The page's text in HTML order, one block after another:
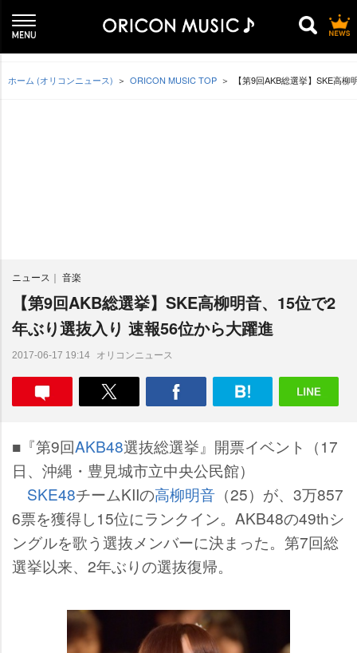
ホーム (オリコンニュース) ORICON MUSIC TOP 【第9回AKB総選挙】SKE高
ニュース 音楽
【第9回AKB総選挙】SKE高柳明音、15位で2
年ぶり選抜入り 速報56位から大躍進
2017-06-17 19:14 オリコンニュース
■『第9回AKB48選抜総選挙』開票イベント（17
日、沖縄・豊見城市立中央公民館）
SKE48チームKIIの高柳明音 （25）が、3万857
6票を獲得し15位にランクイン。AKB48の49thシ
ングルを歌う選抜メンバーに決まった。第7回総
選挙以来、2年ぶりの選抜復帰。